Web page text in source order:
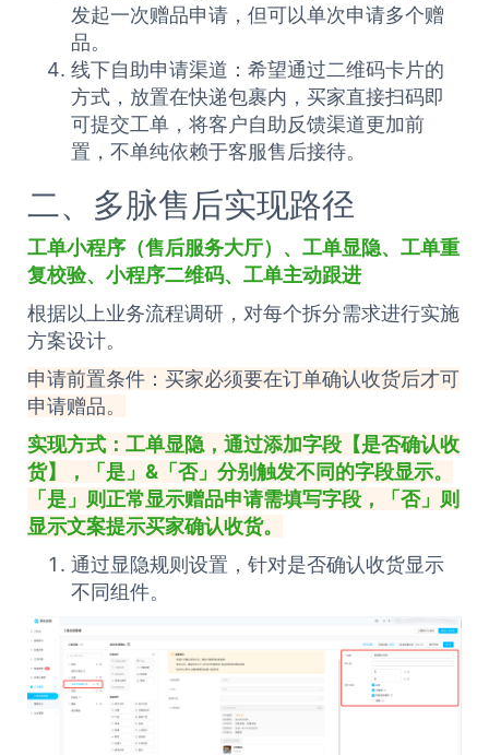
发起一次赠品申请，但可以单次申请多个赠
品。
线下自助申请渠道：希望通过二维码卡片的
方式，放置在快递包裹内，买家直接扫码即
可提交工单，将客户自助反馈渠道更加前
置，不单纯依赖于客服售后接待。
二、多脉售后实现路径
工单小程序（售后服务大厅）、工单显隐、工单重
复校验、小程序二维码、工单主动跟进
根据以上业务流程调研，对每个拆分需求进行实施
方案设计。
申请前置条件：买家必须要在订单确认收货后才可
申请赠品。
实现方式： 工单显隐，通过添加字段【是否确认收
货】，「是」&「否」分别触发不同的字段显示。
「是」则正常显示赠品申请需填写字段，「否」则
显示文案提示买家确认收货。
通过显隐规则设置，针对是否确认收货显示
不同组件。